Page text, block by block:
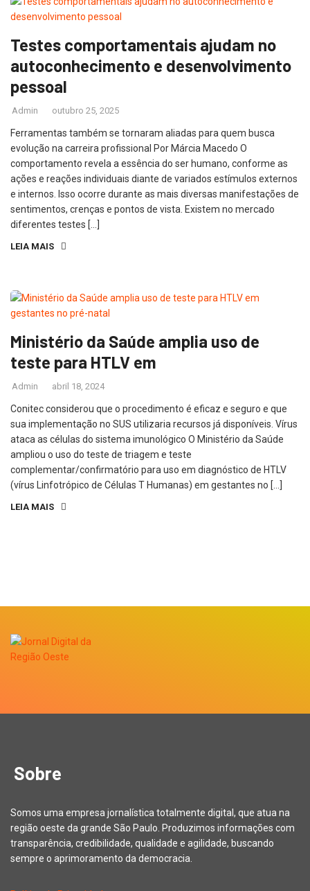
Testes comportamentais ajudam no
autoconhecimento e desenvolvimento
pessoal
Admin outubro 25, 2025
Ferramentas também se tornaram aliadas para quem busca
evolução na carreira profissional Por Márcia Macedo O
comportamento revela a essência do ser humano, conforme as
ações e reações individuais diante de variados estímulos externos
e internos. Isso ocorre durante as mais diversas manifestações de
sentimentos, crenças e pontos de vista. Existem no mercado
diferentes testes […]
LEIA MAIS
Ministério da Saúde amplia uso de
teste para HTLV em
Admin abril 18, 2024
Conitec considerou que o procedimento é eficaz e seguro e que
sua implementação no SUS utilizaria recursos já disponíveis. Vírus
ataca as células do sistema imunológico O Ministério da Saúde
ampliou o uso do teste de triagem e teste
complementar/confirmatório para uso em diagnóstico de HTLV
(vírus Linfotrópico de Células T Humanas) em gestantes no […]
LEIA MAIS
Sobre
Somos uma empresa jornalística totalmente digital, que atua na
região oeste da grande São Paulo. Produzimos informações com
transparência, credibilidade, qualidade e agilidade, buscando
sempre o aprimoramento da democracia.